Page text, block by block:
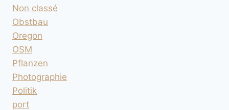
Non classé
Obstbau
Oregon
OSM
Pflanzen
Photographie
Politik
port